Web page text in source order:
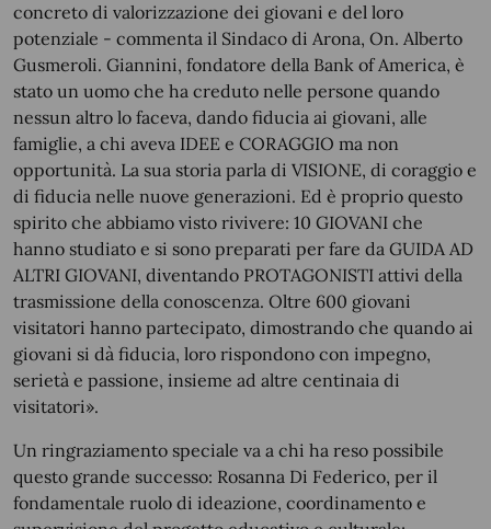
concreto di valorizzazione dei giovani e del loro
potenziale - commenta il Sindaco di Arona, On. Alberto
Gusmeroli. Giannini, fondatore della Bank of America, è
stato un uomo che ha creduto nelle persone quando
nessun altro lo faceva, dando fiducia ai giovani, alle
famiglie, a chi aveva IDEE e CORAGGIO ma non
opportunità. La sua storia parla di VISIONE, di coraggio e
di fiducia nelle nuove generazioni. Ed è proprio questo
spirito che abbiamo visto rivivere: 10 GIOVANI che
hanno studiato e si sono preparati per fare da GUIDA AD
ALTRI GIOVANI, diventando PROTAGONISTI attivi della
trasmissione della conoscenza. Oltre 600 giovani
visitatori hanno partecipato, dimostrando che quando ai
giovani si dà fiducia, loro rispondono con impegno,
serietà e passione, insieme ad altre centinaia di
visitatori».
Un ringraziamento speciale va a chi ha reso possibile
questo grande successo: Rosanna Di Federico, per il
fondamentale ruolo di ideazione, coordinamento e